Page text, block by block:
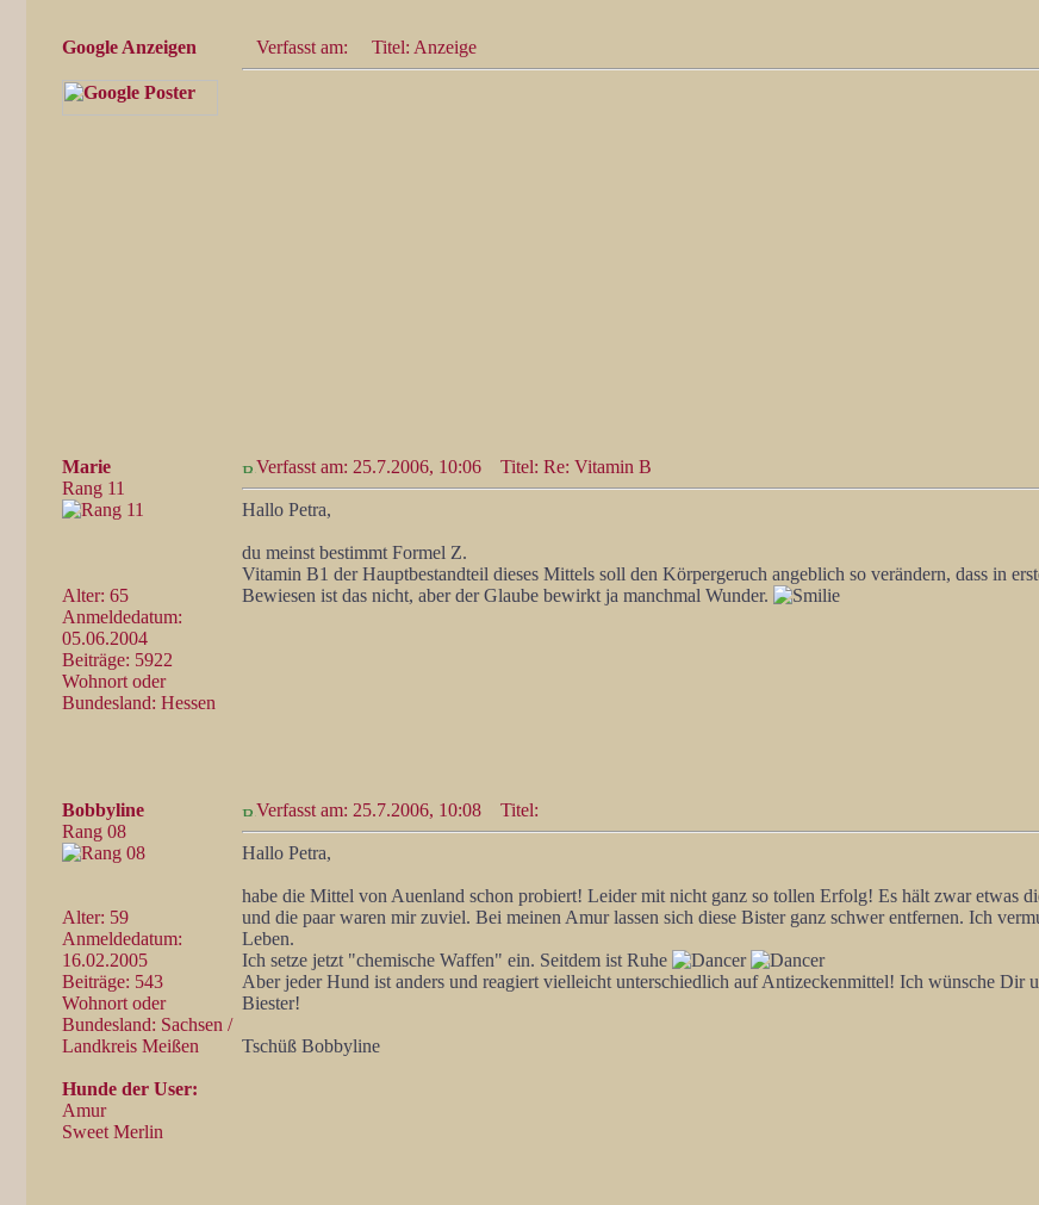
Google Anzeigen Verfasst am: Titel: Anzeige
Marie
Rang 11
Alter: 65
Anmeldedatum:
05.06.2004
Beiträge: 5922
Wohnort oder
Bundesland: Hessen
Verfasst am: 25.7.2006, 10:06 Titel: Re: Vitamin B
Hallo Petra,
du meinst bestimmt Formel Z.
Vitamin B1 der Hauptbestandteil dieses Mittels soll den Körpergeruch angeblich so verändern, dass in
Bewiesen ist das nicht, aber der Glaube bewirkt ja manchmal Wunder.
Bobbyline
Rang 08
Alter: 59
Anmeldedatum:
16.02.2005
Beiträge: 543
Wohnort oder
Bundesland: Sachsen /
Landkreis Meißen
Hunde der User:
Amur
Sweet Merlin
Verfasst am: 25.7.2006, 10:08 Titel:
Hallo Petra,
habe die Mittel von Auenland schon probiert! Leider mit nicht ganz so tollen Erfolg! Es hält zwar etwas
und die paar waren mir zuviel. Bei meinen Amur lassen sich diese Bister ganz schwer entfernen. Ich
Leben.
Ich setze jetzt "chemische Waffen" ein. Seitdem ist Ruhe
Aber jeder Hund ist anders und reagiert vielleicht unterschiedlich auf Antizeckenmittel! Ich wünsche Dir
Biester!
Tschüß Bobbyline